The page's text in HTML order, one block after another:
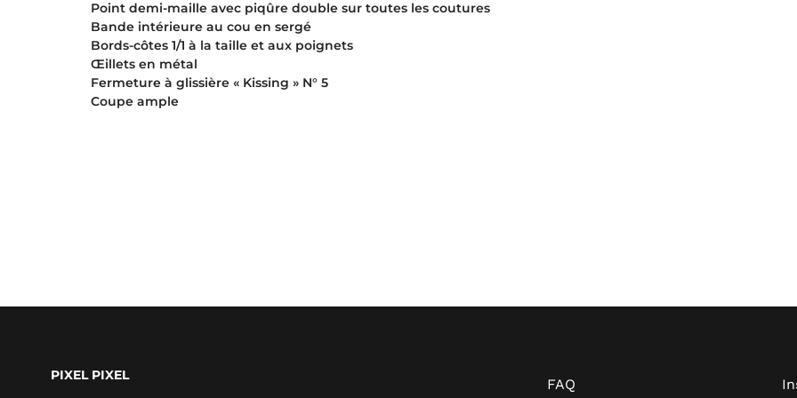
Point demi-maille avec piqûre double sur toutes les coutures
Bande intérieure au cou en sergé
Bords-côtes 1/1 à la taille et aux poignets
Œillets en métal
Fermeture à glissière « Kissing » N° 5
Coupe ample
PIXEL PIXEL
FAQ